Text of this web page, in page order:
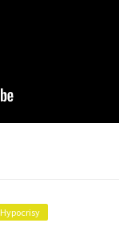
Hypocrisy